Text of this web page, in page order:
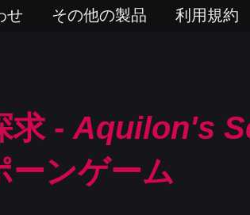
せ その他の製品 利用規約
求 - Aquilon's
ーンゲーム